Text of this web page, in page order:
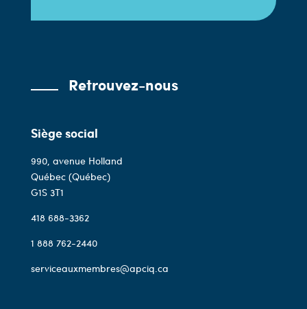
Retrouvez-nous
Siège social
990, avenue Holland
Québec (Québec)
G1S 3T1
418 688-3362
1 888 762-2440
serviceauxmembres@apciq.ca